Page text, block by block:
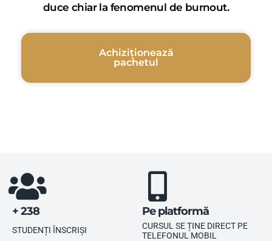
duce chiar la fenomenul de burnout.
Achiziționează
pachetul
+ 238
STUDENȚI ÎNSCRIȘI
Pe platformă
CURSUL SE ȚINE DIRECT PE
TELEFONUL MOBIL